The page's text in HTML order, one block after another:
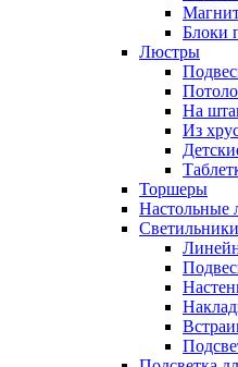
Блоки
Люстры
На
Из
Торшеры
Настольные
Светильники